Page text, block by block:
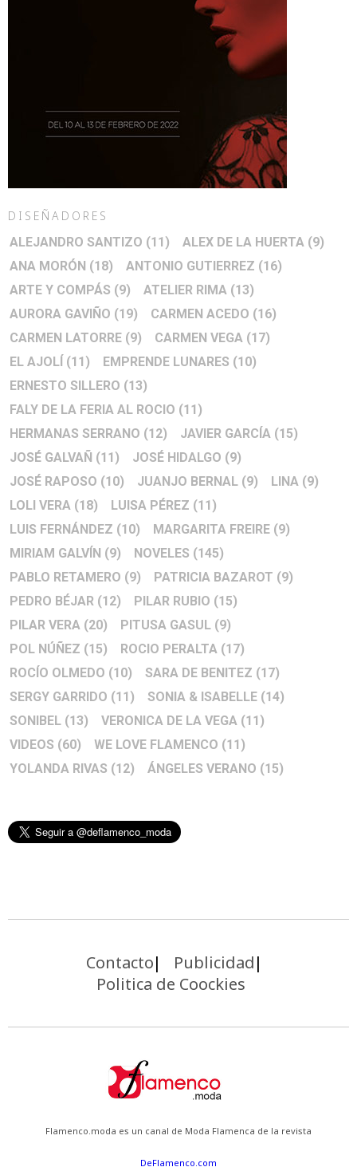
DISEÑADORES
ALEJANDRO SANTIZO (11) ALEX DE LA HUERTA (9)
ANA MORÓN (18) ANTONIO GUTIERREZ (16)
ARTE Y COMPÁS (9) ATELIER RIMA (13)
AURORA GAVIÑO (19) CARMEN ACEDO (16)
CARMEN LATORRE (9) CARMEN VEGA (17)
EL AJOLÍ (11) EMPRENDE LUNARES (10)
ERNESTO SILLERO (13)
FALY DE LA FERIA AL ROCIO (11)
HERMANAS SERRANO (12) JAVIER GARCÍA (15)
JOSÉ GALVAÑ (11) JOSÉ HIDALGO (9)
JOSÉ RAPOSO (10) JUANJO BERNAL (9) LINA (9)
LOLI VERA (18) LUISA PÉREZ (11)
LUIS FERNÁNDEZ (10) MARGARITA FREIRE (9)
MIRIAM GALVÍN (9) NOVELES (145)
PABLO RETAMERO (9) PATRICIA BAZAROT (9)
PEDRO BÉJAR (12) PILAR RUBIO (15)
PILAR VERA (20) PITUSA GASUL (9)
POL NÚÑEZ (15) ROCIO PERALTA (17)
ROCÍO OLMEDO (10) SARA DE BENITEZ (17)
SERGY GARRIDO (11) SONIA & ISABELLE (14)
SONIBEL (13) VERONICA DE LA VEGA (11)
VIDEOS (60) WE LOVE FLAMENCO (11)
YOLANDA RIVAS (12) ÁNGELES VERANO (15)
Contacto
Publicidad
Politica de Coockies
Flamenco.moda es un canal de Moda Flamenca de la revista
DeFlamenco.com